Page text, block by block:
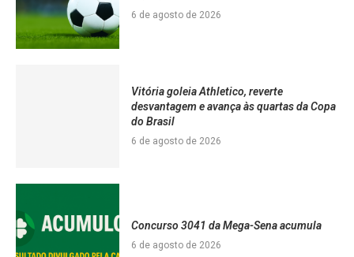
6 de agosto de 2026
Vitória goleia Athletico, reverte
desvantagem e avança às quartas da Copa
do Brasil
6 de agosto de 2026
Concurso 3041 da Mega-Sena acumula
6 de agosto de 2026